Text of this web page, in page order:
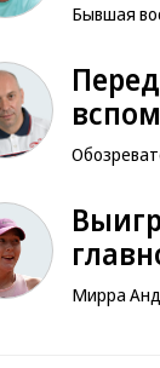
Бывшая
Мирра